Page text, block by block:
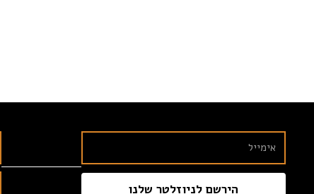
הירשם לניוזלטר שלנו